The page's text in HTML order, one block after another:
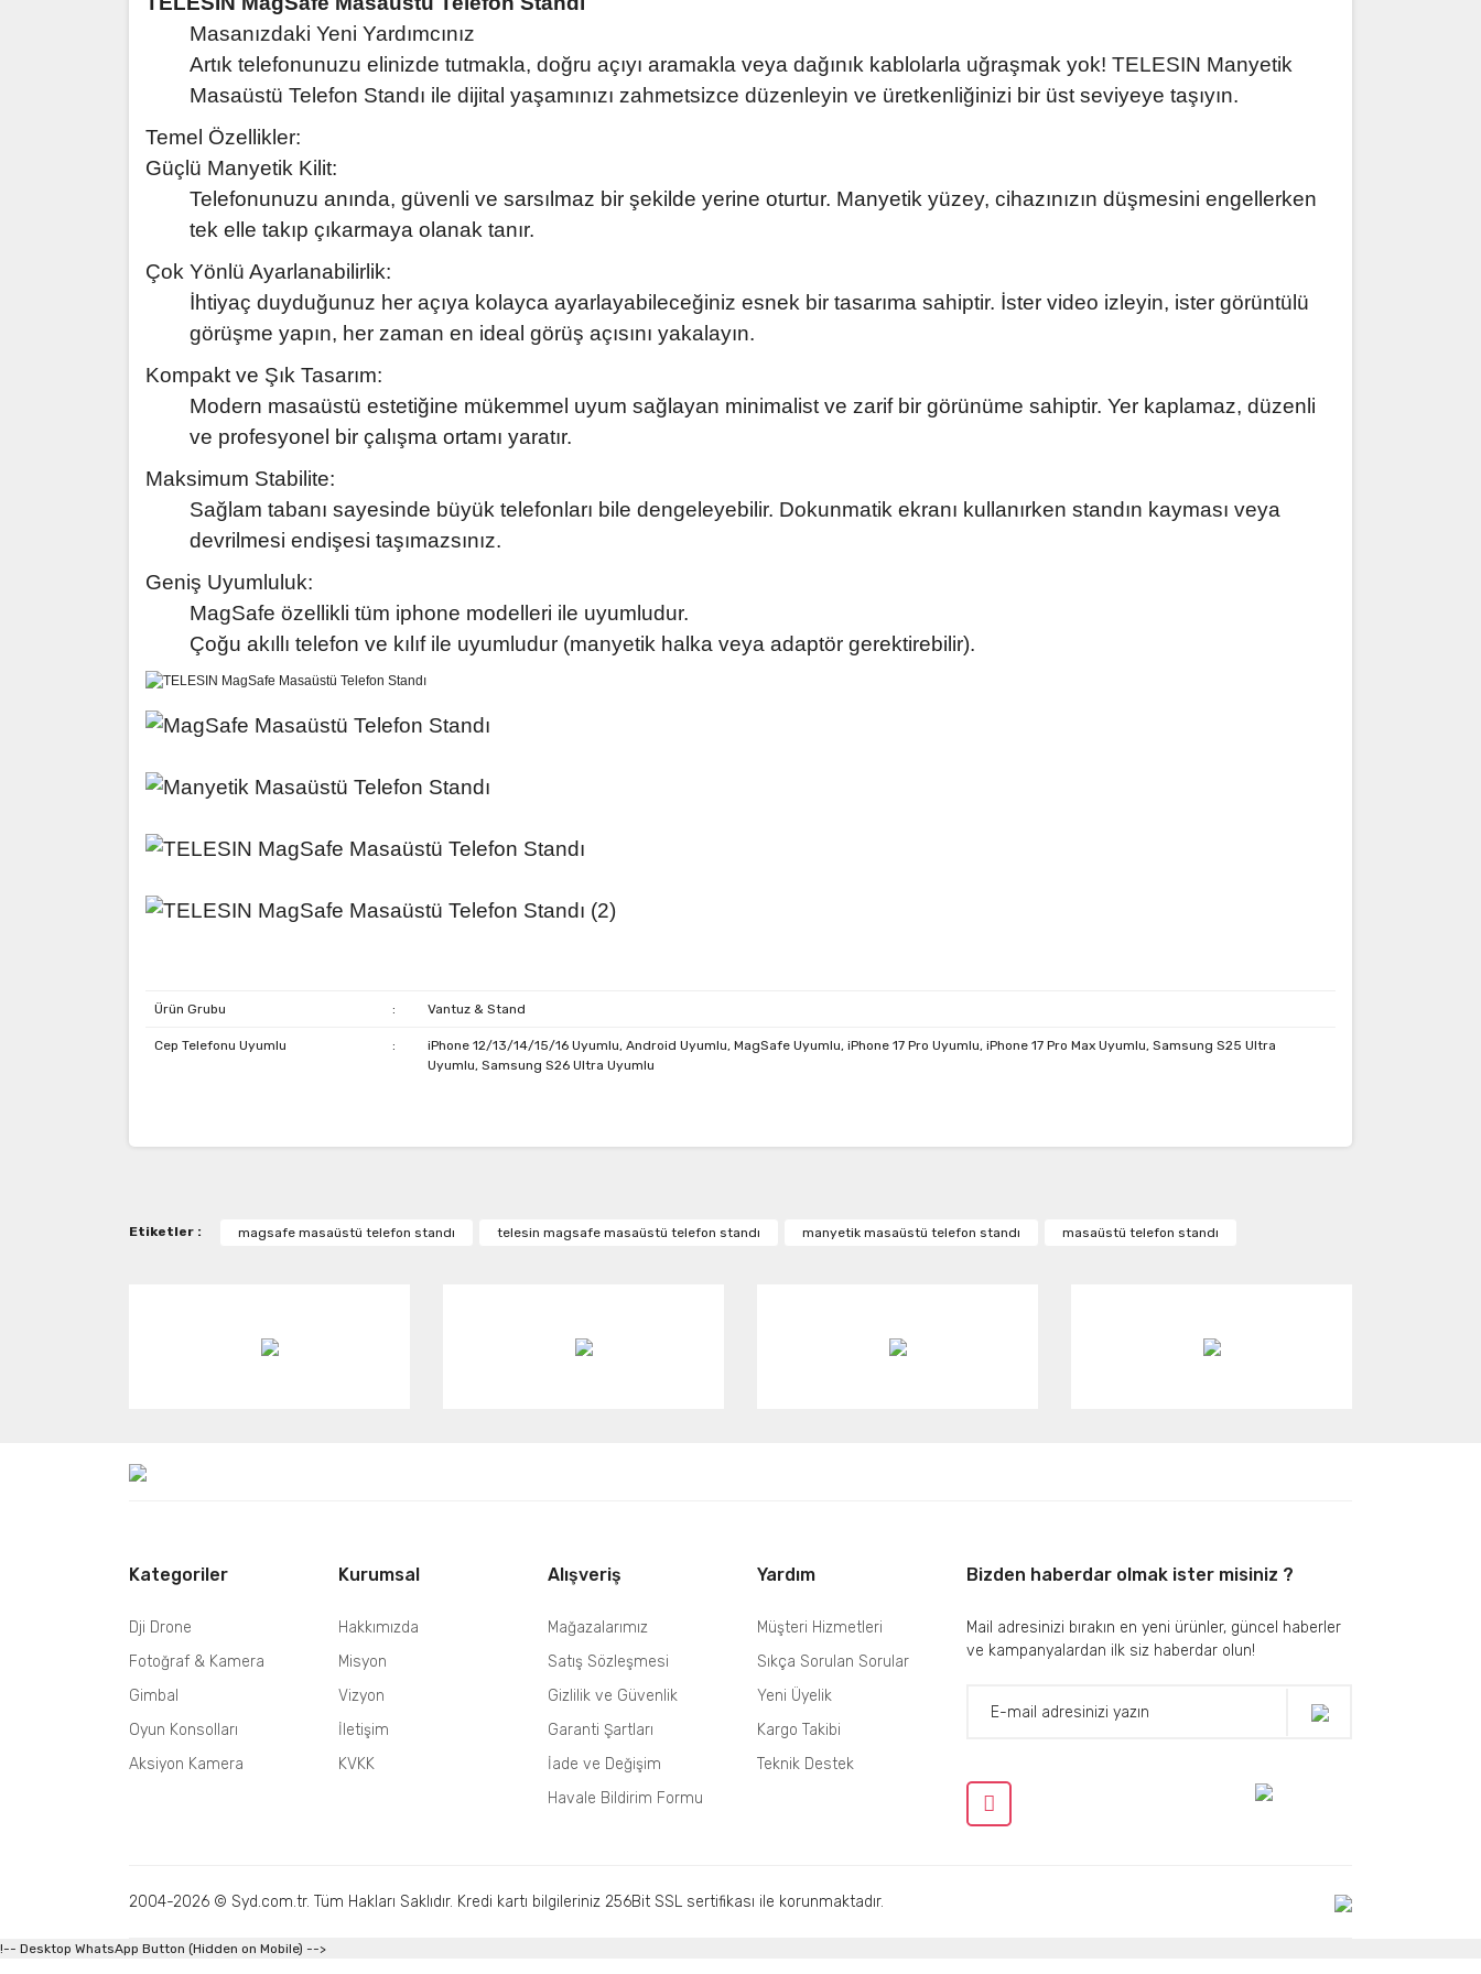
Masanızdaki Yeni Yardımcınız
Artık telefonunuzu elinizde tutmakla, doğru açıyı aramakla veya dağınık kablolarla uğraşmak yok! TELESIN Manyetik
Masaüstü Telefon Standı ile dijital yaşamınızı zahmetsizce düzenleyin ve üretkenliğinizi bir üst seviyeye taşıyın.
Temel Özellikler:
Güçlü Manyetik Kilit:
Telefonunuzu anında, güvenli ve sarsılmaz bir şekilde yerine oturtur. Manyetik yüzey, cihazınızın düşmesini engellerken
tek elle takıp çıkarmaya olanak tanır.
Çok Yönlü Ayarlanabilirlik:
İhtiyaç duyduğunuz her açıya kolayca ayarlayabileceğiniz esnek bir tasarıma sahiptir. İster video izleyin, ister görüntülü
görüşme yapın, her zaman en ideal görüş açısını yakalayın.
Kompakt ve Şık Tasarım:
Modern masaüstü estetiğine mükemmel uyum sağlayan minimalist ve zarif bir görünüme sahiptir. Yer kaplamaz, düzenli
ve profesyonel bir çalışma ortamı yaratır.
Maksimum Stabilite:
Sağlam tabanı sayesinde büyük telefonları bile dengeleyebilir. Dokunmatik ekranı kullanırken standın kayması veya
devrilmesi endişesi taşımazsınız.
Geniş Uyumluluk:
MagSafe özellikli tüm iphone modelleri ile uyumludur.
Çoğu akıllı telefon ve kılıf ile uyumludur (manyetik halka veya adaptör gerektirebilir).
Ürün Grubu : Vantuz & Stand
Cep Telefonu Uyumlu :
iPhone 12/13/14/15/16 Uyumlu, Android Uyumlu, MagSafe Uyumlu, iPhone 17 Pro Uyumlu, iPhone 17 Pro Max Uyumlu, Samsung S25 Ultra
Uyumlu, Samsung S26 Ultra Uyumlu
Yorum Yaz
Bu ürüne benzer farklı alternatifler olmalı.
Etiketler : magsafe masaüstü telefon standı telesin magsafe masaüstü telefon standı manyetik masaüstü telefon standı masaüstü telefon standı
Kategoriler
Dji Drone
Fotoğraf & Kamera
Gimbal
Oyun Konsolları
Aksiyon Kamera
Kurumsal
Hakkımızda
Misyon
Vizyon
İletişim
KVKK
Alışveriş
Mağazalarımız
Satış Sözleşmesi
Gizlilik ve Güvenlik
Garanti Şartları
İade ve Değişim
Havale Bildirim Formu
Yardım
Müşteri Hizmetleri
Sıkça Sorulan Sorular
Yeni Üyelik
Kargo Takibi
Teknik Destek
Bizden haberdar olmak ister misiniz ?
Mail adresinizi bırakın en yeni ürünler, güncel haberler
ve kampanyalardan ilk siz haberdar olun!
2004-2026 © Syd.com.tr. Tüm Hakları Saklıdır. Kredi kartı bilgileriniz 256Bit SSL sertifikası ile korunmaktadır.
!-- Desktop WhatsApp Button (Hidden on Mobile) -->